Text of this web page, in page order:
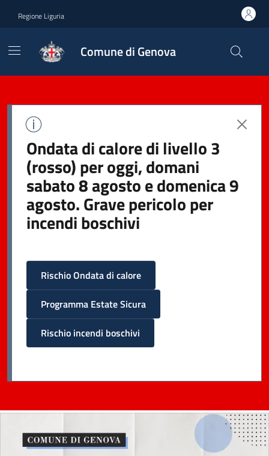
Regione Liguria
Comune di Genova
Ondata di calore di livello 3
(rosso) per oggi, domani
sabato 8 agosto e domenica 9
agosto. Grave pericolo per
incendi boschivi
Rischio Ondata di calore
Programma Estate Sicura
Rischio incendi boschivi